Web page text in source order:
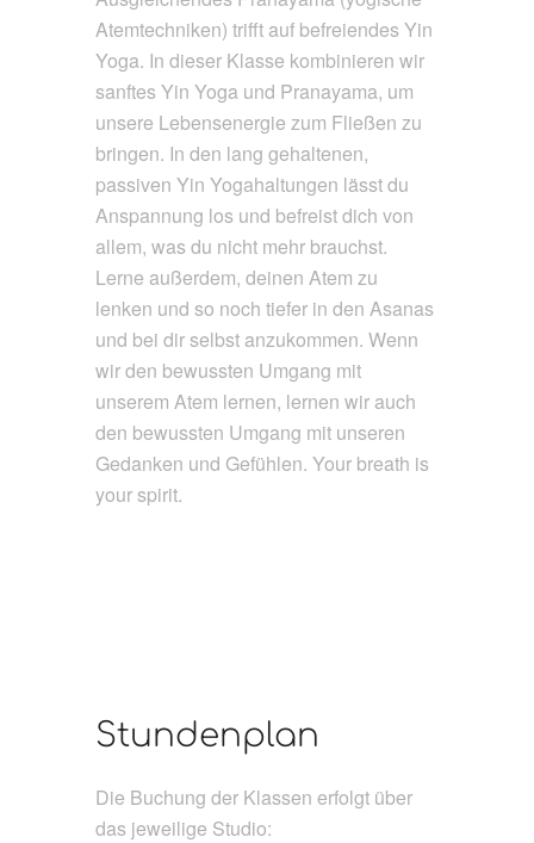
Atemtechniken) trifft auf befreiendes Yin
Yoga. In dieser Klasse kombinieren wir
sanftes Yin Yoga und Pranayama, um
unsere Lebensenergie zum Fließen zu
bringen. In den lang gehaltenen,
passiven Yin Yogahaltungen lässt du
Anspannung los und befreist dich von
allem, was du nicht mehr brauchst.
Lerne außerdem, deinen Atem zu
lenken und so noch tiefer in den Asanas
und bei dir selbst anzukommen. Wenn
wir den bewussten Umgang mit
unserem Atem lernen, lernen wir auch
den bewussten Umgang mit unseren
Gedanken und Gefühlen. Your breath is
your spirit.
Stundenplan
Die Buchung der Klassen erfolgt über
das jeweilige Studio: